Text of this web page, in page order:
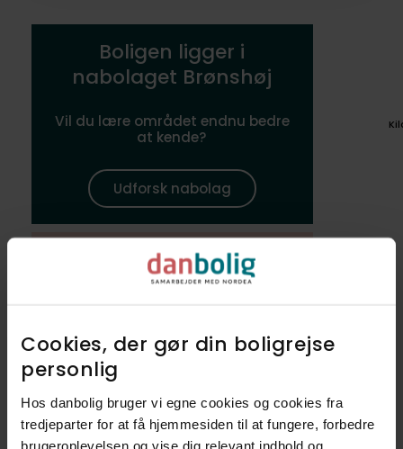
Cookies, der gør din boligrejse
personlig​
Hos danbolig bruger vi egne cookies og cookies fra
tredjeparter for at få hjemmesiden til at fungere, forbedre
brugeroplevelsen og vise dig relevant indhold og
Boligen ligger i
nabolaget Brønshøj
Vil du lære området endnu bedre
at kende?
Udforsk nabolag
Det kendetegner Brønshøj
Skøn natur